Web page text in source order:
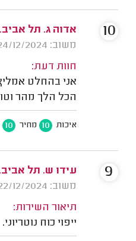
אדוה ג. תל אביב.
משוב: 24/12/2024
חוות דעת:
אני בהחלט
הכל הלך מהר
איכות 10 מחיר 10
10
עידו ש. תל אביב.
משוב: 22/12/2024
תיאור השירות:
ייפוי כוח נוטריוני.
9